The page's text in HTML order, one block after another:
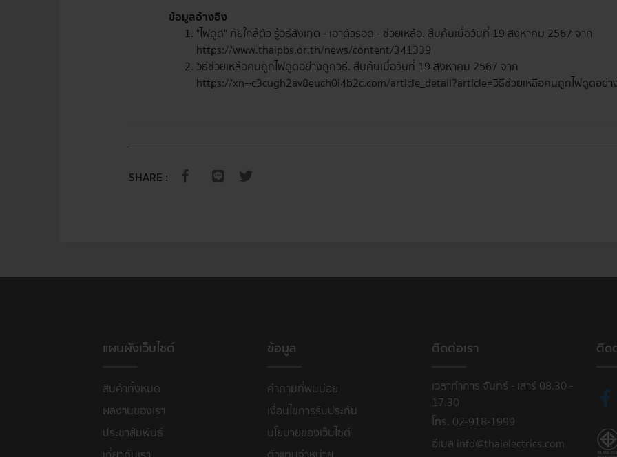
ข้อมูลอ้างอิง
"ไฟดูด" ภัยใกล้ตัว รู้วิธีสังเกต - เอาตัวรอด - ช่วยเหลือ. สืบค้นเมื่อวันที่ 19 สิงหาคม 2567 จาก
https://www.thaipbs.or.th/news/content/341339
วิธีช่วยเหลือคนถูกไฟดูดอย่างถูกวิธี. สืบค้นเมื่อวันที่ 19 สิงหาคม 2567 จาก
https://xn--c3cugh2av8euch0i4b2c.com/article_detail?article=วิธีช่วยเหลือคนถูกไฟดูดอย่
SHARE :
แผนผังเว็บไซต์
สินค้าทั้งหมด
ผลงานของเรา
ประชาสัมพันธ์
ข้อมูล
คำถามที่พบบ่อย
เงื่อนไขการรับประกัน
นโยบายของเว็บไซต์
ติดต่อเรา
เวลาทำการ จันทร์ - เสาร์ 08.30 -
17.30
โทร. 02-918-1999
อีเมล info@thaielectrics.com
ติด